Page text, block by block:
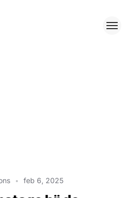
feb 6, 2025